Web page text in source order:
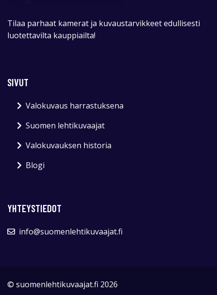
Tilaa parhaat kamerat ja kuvaustarvikkeet edullisesti
luotettavilta kauppiailta!
SIVUT
Valokuvaus harrastuksena
Suomen lehtikuvaajat
Valokuvauksen historia
Blogi
YHTEYSTIEDOT
info@suomenlehtikuvaajat.fi
© suomenlehtikuvaajat.fi 2026